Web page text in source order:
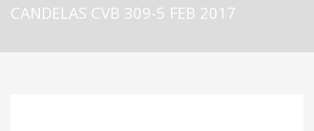
CANDELAS CVB 309-5 FEB 2017